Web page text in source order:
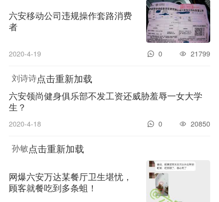
六安移动公司违规操作套路消费
者
2020-4-19 21799
0
刘诗诗点击重新加载
六安领尚健身俱乐部不发工资还威胁羞辱一女大学
生？
2020-4-18 20850
0
孙敏点击重新加载
网爆六安万达某餐厅卫生堪忧，
顾客就餐吃到多条蛆！